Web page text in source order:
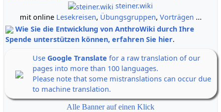
steiner.wiki
mit online Lesekreisen, Übungsgruppen, Vorträgen ...
Wie Sie die Entwicklung von AnthroWiki durch Ihre
Spende unterstützen können, erfahren Sie hier.
Use Google Translate for a raw translation of our
pages into more than 100 languages.
Please note that some mistranslations can occur due
to machine translation.
Alle Banner auf einen Klick